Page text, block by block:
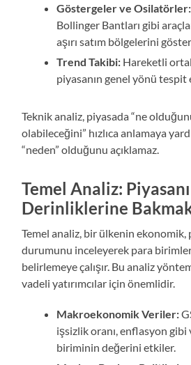
Göstergeler ve Osilatörler:
Bollinger Bantları gibi
aşırı satım bölgelerini
Trend Takibi: Hareketli
piyasanın genel yönü tespit
Teknik analiz, piyasada “ne
olabileceğini” hızlıca anlamaya
“neden” olduğunu açıklamaz.
Temel Analiz:
Derinliklerine
Temel analiz, bir ülkenin
durumunu inceleyerek para
belirlemeye çalışır. Bu analiz
vadeli yatırımcılar için önemlidir.
Makroekonomik Veriler:
işsizlik oranı, enflasyon gibi
biriminin değerini etkiler.